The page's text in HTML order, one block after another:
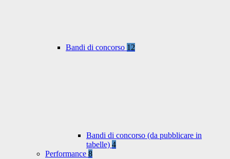
Bandi di concorso 12
Bandi di concorso (da pubblicare in
tabelle) 4
Performance 8